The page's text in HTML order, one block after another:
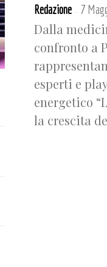
Redazione - 7
Dalla
confronto a
esperti e
energetico
la crescita